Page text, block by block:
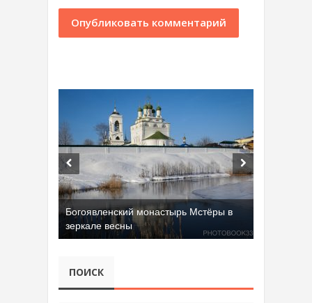
Богоявленский монастырь Мстёры в
зеркале весны
ПОИСК